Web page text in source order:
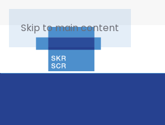
Skip to main content